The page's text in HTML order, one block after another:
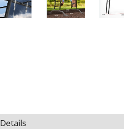
Details